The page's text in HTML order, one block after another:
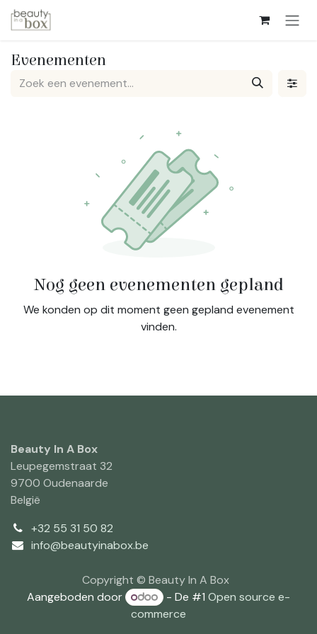
Overslaan naar inhoud
Evenementen
Nog geen evenementen gepland
We konden op dit moment geen gepland evenement
vinden.
Beauty In A Box
Leupegemstraat 32
9700 Oudenaarde
België
+32 55 31 50 82
info@beautyinabox.be
Copyright © Beauty In A Box
Aangeboden door
- De #1Open source e-
commerce